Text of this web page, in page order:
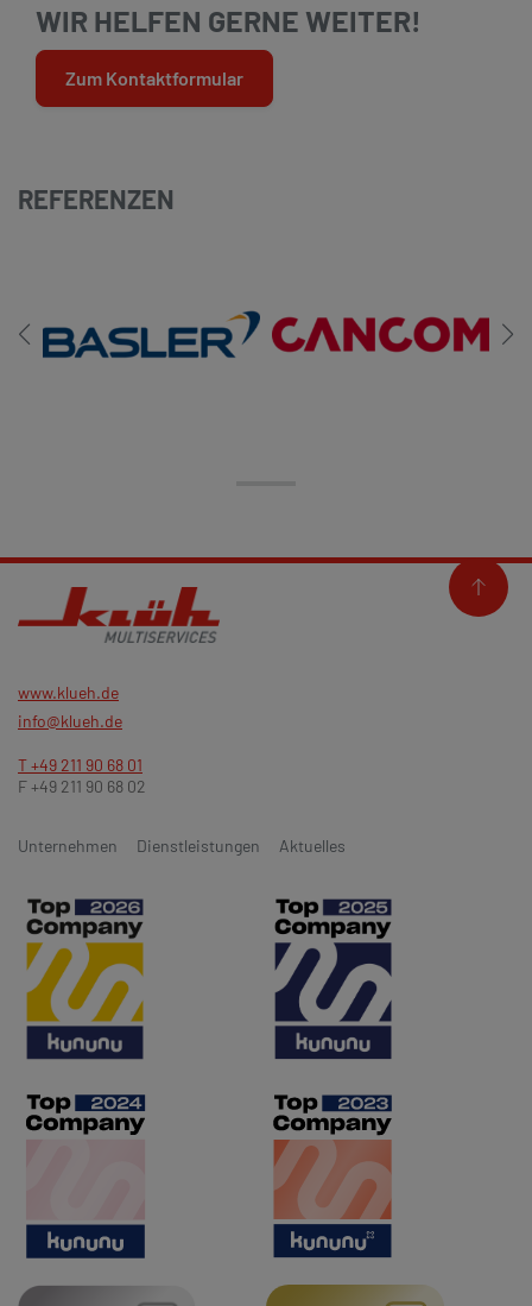
WIR HELFEN GERNE WEITER!
Zum Kontaktformular
REFERENZEN
Unternehmen Dienstleistungen Aktuelles
www.klueh.de
info@klueh.de
T +49 211 90 68 01
F +49 211 90 68 02